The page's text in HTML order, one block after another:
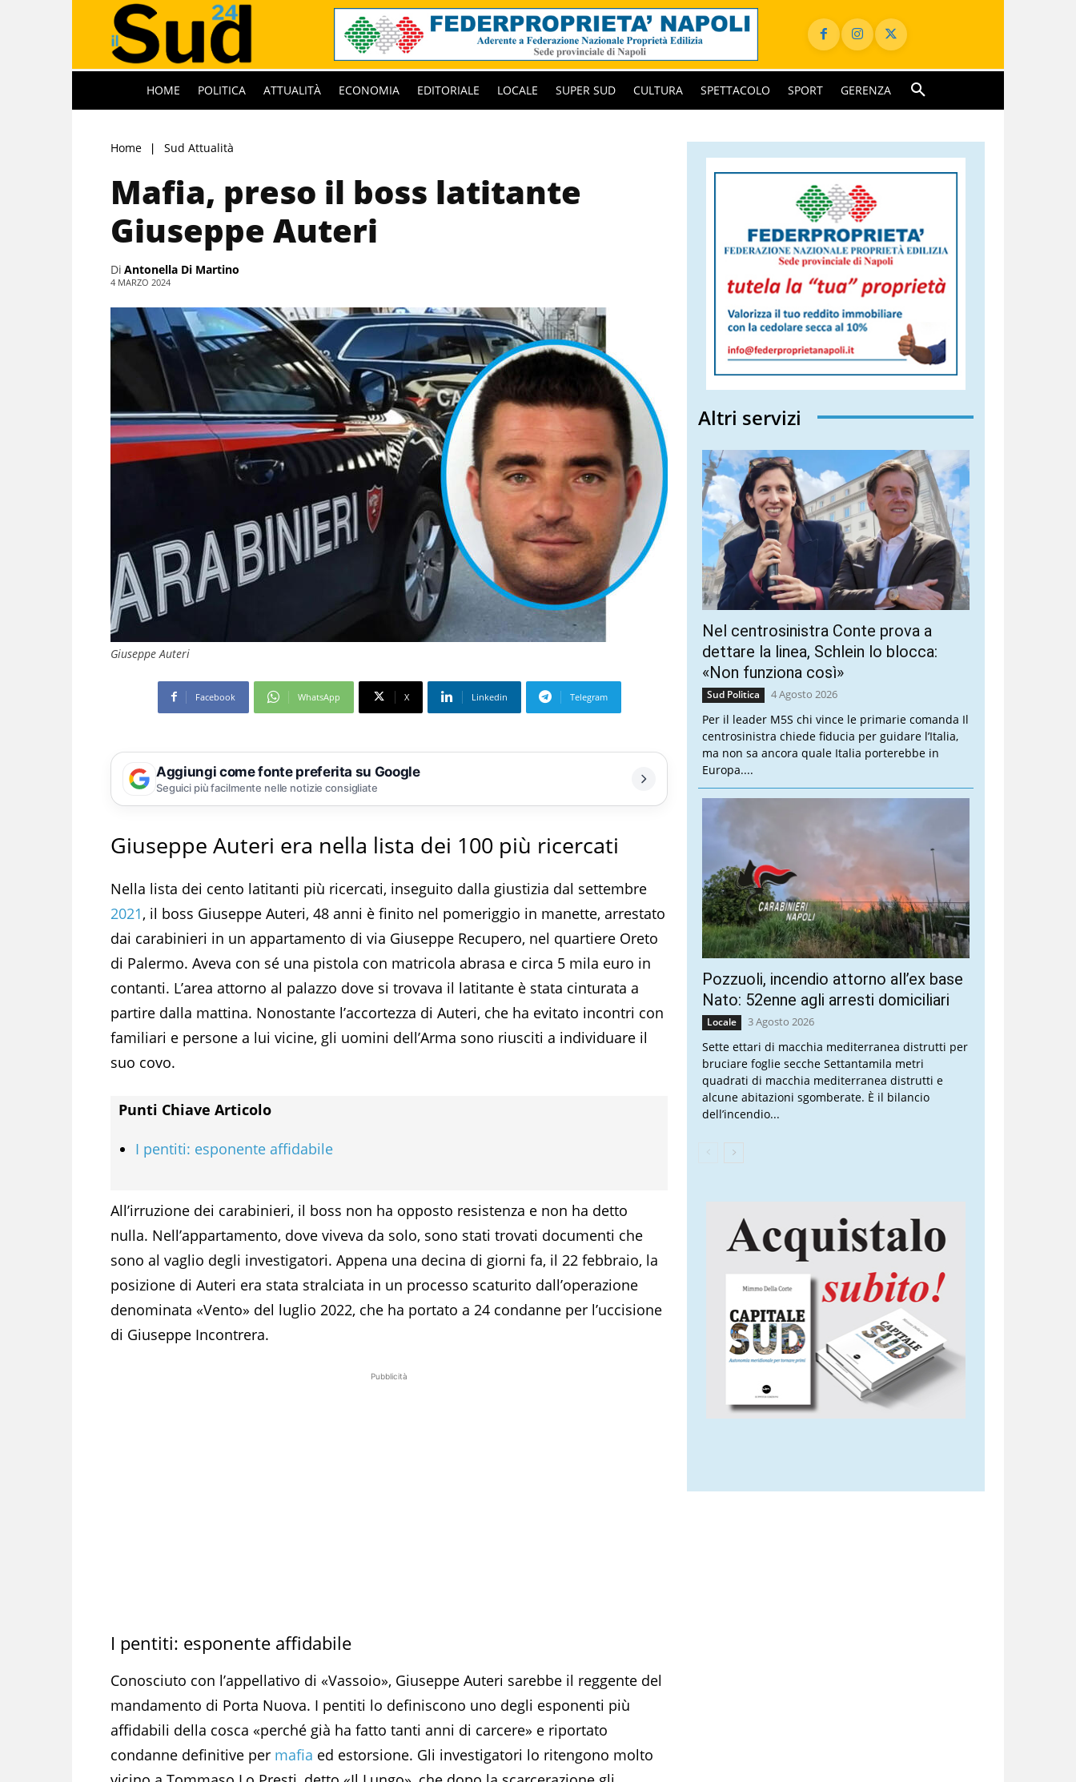
HOME POLITICA ATTUALITÀ ECONOMIA EDITORIALE LOCALE SUPER SUD CULTURA SPETTACOLO SPORT GERENZA
Home Sud Attualità
Mafia, preso il boss latitante
Giuseppe Auteri
Di Antonella Di Martino
4 MARZO 2024
Giuseppe Auteri
Facebook WhatsApp X Linkedin Telegram
Aggiungi come fonte preferita su Google
Seguici più facilmente nelle notizie consigliate
Giuseppe Auteri era nella lista dei 100 più ricercati
Nella lista dei cento latitanti più ricercati, inseguito dalla giustizia dal settembre
2021, il boss Giuseppe Auteri, 48 anni è finito nel pomeriggio in manette, arrestato
dai carabinieri in un appartamento di via Giuseppe Recupero, nel quartiere Oreto
di Palermo. Aveva con sé una pistola con matricola abrasa e circa 5 mila euro in
contanti. L’area attorno al palazzo dove si trovava il latitante è stata cinturata a
partire dalla mattina. Nonostante l’accortezza di Auteri, che ha evitato incontri con
familiari e persone a lui vicine, gli uomini dell’Arma sono riusciti a individuare il
suo covo.
Punti Chiave Articolo
I pentiti: esponente affidabile
All’irruzione dei carabinieri, il boss non ha opposto resistenza e non ha detto
nulla. Nell’appartamento, dove viveva da solo, sono stati trovati documenti che
sono al vaglio degli investigatori. Appena una decina di giorni fa, il 22 febbraio, la
posizione di Auteri era stata stralciata in un processo scaturito dall’operazione
denominata «Vento» del luglio 2022, che ha portato a 24 condanne per l’uccisione
di Giuseppe Incontrera.
Pubblicità
I pentiti: esponente affidabile
Conosciuto con l’appellativo di «Vassoio», Giuseppe Auteri sarebbe il reggente del
mandamento di Porta Nuova. I pentiti lo definiscono uno degli esponenti più
affidabili della cosca «perché già ha fatto tanti anni di carcere» e riportato
condanne definitive per mafia ed estorsione. Gli investigatori lo ritengono molto
Altri servizi
Nel centrosinistra Conte prova a
dettare la linea, Schlein lo blocca:
«Non funziona così»
Sud Politica 4 Agosto 2026
Per il leader M5S chi vince le primarie comanda Il
centrosinistra chiede fiducia per guidare l’Italia,
ma non sa ancora quale Italia porterebbe in
Europa....
Pozzuoli, incendio attorno all’ex base
Nato: 52enne agli arresti domiciliari
Locale 3 Agosto 2026
Sette ettari di macchia mediterranea distrutti per
bruciare foglie secche Settantamila metri
quadrati di macchia mediterranea distrutti e
alcune abitazioni sgomberate. È il bilancio
dell’incendio...